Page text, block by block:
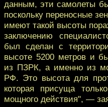
данным, эти самолеты
поскольку переносные
имеют такой высоты
заключению
был сделан с
высоте 5200 метров и
из ПЗРК, а именно из
РФ. Это высота для
которая присуща
мощного действия", —